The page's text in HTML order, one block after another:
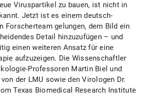
Viruspartikel zu bauen, ist nicht in
Jetzt ist es einem deutsch-
Forscherteam gelungen, dem Bild ein
Detail hinzuzufügen – und
einen weiteren Ansatz für eine
aufzuzeigen. Die Wissenschaftler
Professoren Martin Biel und
der LMU sowie den Virologen Dr.
Texas Biomedical Research Institute